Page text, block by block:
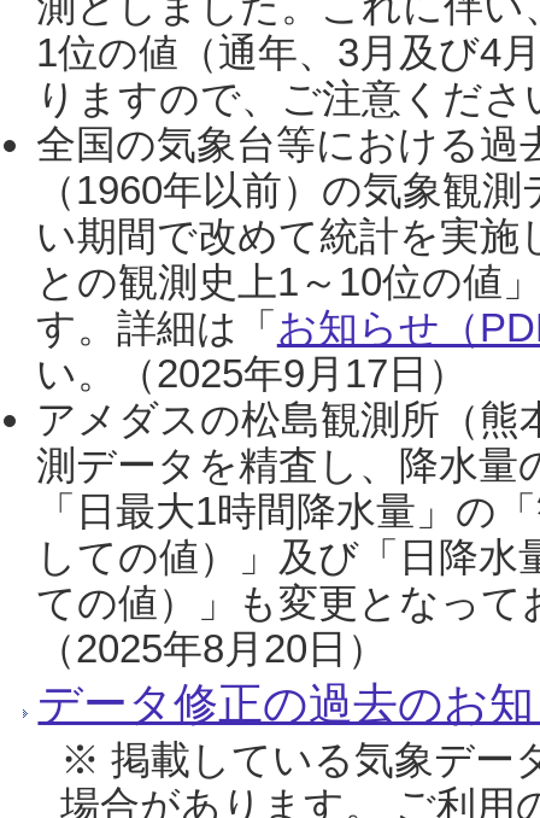
1位の値（通年、3月及び4
りますので、ご注意くだ
全国の気象台等における過
（1960年以前）の気象観
い期間で改めて統計を実
との観測史上1～10位の値
す。詳細は「 お知らせ（
い。（2025年9月17日）
アメダスの松島観測所（熊
測データを精査し、降水
「日最大1時間降水量」の
しての値）」及び「日降
ての値）」も変更となっ
（2025年8月20日）
データ修正の過去のお
※ 掲載している気象デー
場合があります。 ご利用